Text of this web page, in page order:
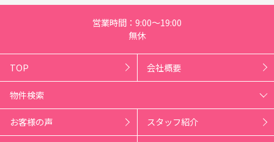
営業時間：9:00～19:00
無休
TOP 会社概要
物件検索
お客様の声 スタッフ紹介